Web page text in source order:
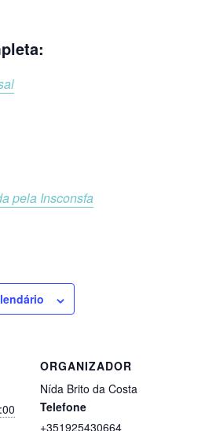
pela Insconsfa
ORGANIZADOR
Nída Brito da Costa
Telefone
+351925430664